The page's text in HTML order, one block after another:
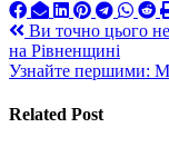
Навигация
по
Ви точно цього
на Рівненщині
Узнайте першими:
Related Post